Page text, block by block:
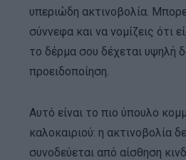
υπεριώδη ακτινοβολία.
σύννεφα και να νομίζεις ότι
το δέρμα σου δέχεται υψηλή
προειδοποίηση.
Αυτό είναι το πιο ύπουλο
καλοκαιριού: η ακτινοβολία
συνοδεύεται από αίσθηση